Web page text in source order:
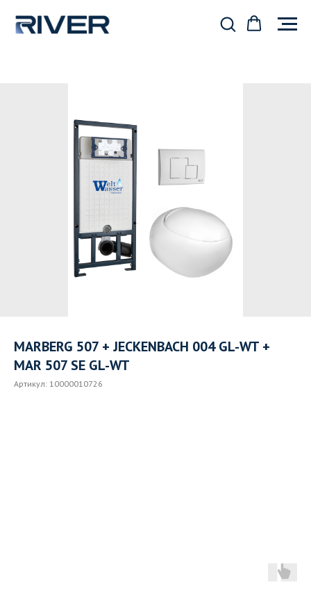
MARBERG 507 + JECKENBACH 004 GL-WT +
MAR 507 SE GL-WT
Артикул: 10000010726